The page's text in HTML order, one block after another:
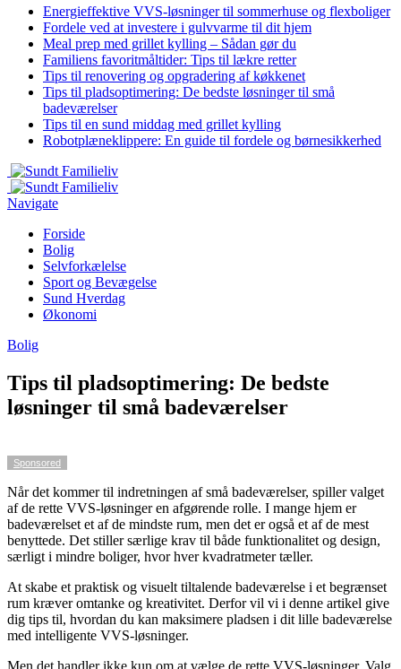
Energieffektive VVS-løsninger til sommerhuse og flexboliger
Fordele ved at investere i gulvvarme til dit hjem
Meal prep med grillet kylling – Sådan gør du
Familiens favoritmåltider: Tips til lækre retter
Tips til renovering og opgradering af køkkenet
Tips til pladsoptimering: De bedste løsninger til små
badeværelser
Tips til en sund middag med grillet kylling
Robotplæneklippere: En guide til fordele og børnesikkerhed
Navigate
Forside
Bolig
Selvforkælelse
Sport og Bevægelse
Sund Hverdag
Økonomi
Bolig
Tips til pladsoptimering: De bedste
løsninger til små badeværelser
Sponsored
Når det kommer til indretningen af små badeværelser, spiller valget
af de rette VVS-løsninger en afgørende rolle. I mange hjem er
badeværelset et af de mindste rum, men det er også et af de mest
benyttede. Det stiller særlige krav til både funktionalitet og design,
særligt i mindre boliger, hvor hver kvadratmeter tæller.
At skabe et praktisk og visuelt tiltalende badeværelse i et begrænset
rum kræver omtanke og kreativitet. Derfor vil vi i denne artikel give
dig tips til, hvordan du kan maksimere pladsen i dit lille badeværelse
med intelligente VVS-løsninger.